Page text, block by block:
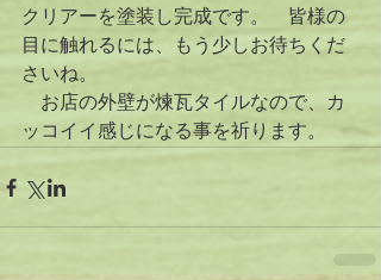
クリアーを塗装し完成です。　皆様の
目に触れるには、もう少しお待ちくだ
さいね。
お店の外壁が煉瓦タイルなので、カ
ッコイイ感じになる事を祈ります。